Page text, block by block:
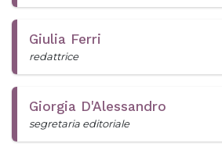
Giulia Ferri
redattrice
Giorgia D'Alessandro
segretaria editoriale